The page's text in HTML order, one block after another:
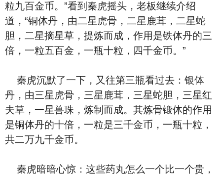
粒九百金币。”看到秦虎摇头，老板继续介绍
道，“铜体丹，由二星虎骨，二星鹿茸，二星蛇
胆，二星摘星草，提炼而成，作用是铁体丹的三
倍，一粒五百金，一瓶十粒，四千金币。”
秦虎沉默了一下，又往第三瓶看过去：银体
丹，由三星虎骨，三星鹿茸，三星蛇胆，三星红
夫草，一星兽珠，炼制而成。其炼骨锻体的作用
是铜体丹的十倍，一粒是三千金币，一瓶十粒，
共二万九千金币。
秦虎暗暗心惊：这些药丸怎么一个比一个贵，